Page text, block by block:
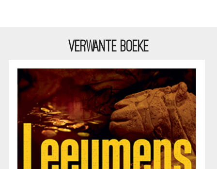
VERWANTE BOEKE